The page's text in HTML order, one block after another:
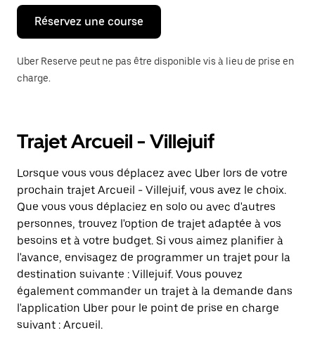
Échap
pour
fermer
calendrier.
Réservez une course
Uber Reserve peut ne pas être disponible vis à lieu de prise en
charge.
Trajet Arcueil - Villejuif
Lorsque vous vous déplacez avec Uber lors de votre
prochain trajet Arcueil - Villejuif, vous avez le choix.
Que vous vous déplaciez en solo ou avec d'autres
personnes, trouvez l'option de trajet adaptée à vos
besoins et à votre budget. Si vous aimez planifier à
l'avance, envisagez de programmer un trajet pour la
destination suivante : Villejuif. Vous pouvez
également commander un trajet à la demande dans
l'application Uber pour le point de prise en charge
suivant : Arcueil.